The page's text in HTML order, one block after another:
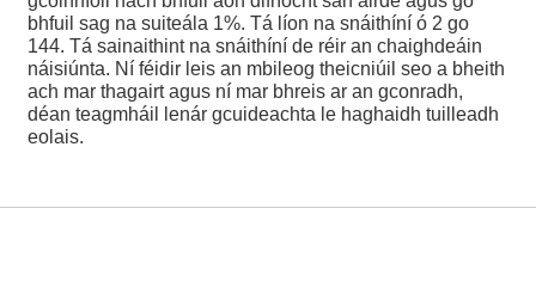
bhfuil sag na suiteála 1%. Tá líon na snáithíní ó 2 go
144. Tá sainaithint na snáithíní de réir an chaighdeáin
náisiúnta. Ní féidir leis an mbileog theicniúil seo a bheith
ach mar thagairt agus ní mar bhreis ar an gconradh,
déan teagmháil lenár gcuideachta le haghaidh tuilleadh
eolais.